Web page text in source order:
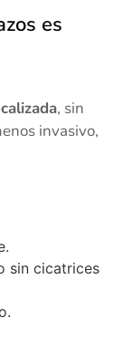
es
, sin
invasivo,
sin cicatrices